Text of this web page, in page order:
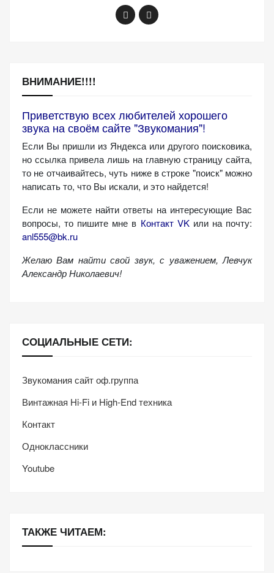
ВНИМАНИЕ!!!!
Приветствую всех любителей хорошего
звука на своём сайте "Звукомания"!
Если Вы пришли из Яндекса или другого поисковика,
но ссылка привела лишь на главную страницу сайта,
то не отчаивайтесь, чуть ниже в строке "поиск" можно
написать то, что Вы искали, и это найдется!
Если не можете найти ответы на интересующие Вас
вопросы, то пишите мне в Контакт VKили на почту:
anl555@bk.ru
Желаю Вам найти свой звук, с уважением, Левчук
Александр Николаевич!
СОЦИАЛЬНЫЕ СЕТИ:
Звукомания сайт оф.группа
Винтажная Hi-Fi и High-End техника
Контакт
Одноклассники
Youtube
ТАКЖЕ ЧИТАЕМ: